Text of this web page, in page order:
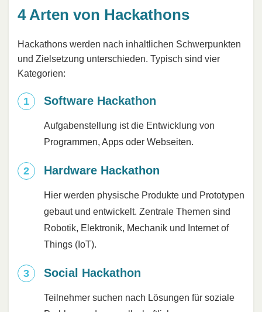
4 Arten von Hackathons
Hackathons werden nach inhaltlichen Schwerpunkten
und Zielsetzung unterschieden. Typisch sind vier
Kategorien:
Software Hackathon
Aufgabenstellung ist die Entwicklung von
Programmen, Apps oder Webseiten.
Hardware Hackathon
Hier werden physische Produkte und Prototypen
gebaut und entwickelt. Zentrale Themen sind
Robotik, Elektronik, Mechanik und Internet of
Things (IoT).
Social Hackathon
Teilnehmer suchen nach Lösungen für soziale